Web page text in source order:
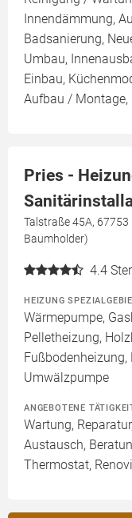
Innendämmung,
Badsanierung,
Umbau,
Einbau,
Aufbau /
Pries -
Talstraße 45A,
Baumholder)
4.4
HEIZUNG
Wärmepumpe,
Pelletheizung,
Umwälzpumpe
ANGEBOTENE
Wartung,
Austausch,
Thermostat,